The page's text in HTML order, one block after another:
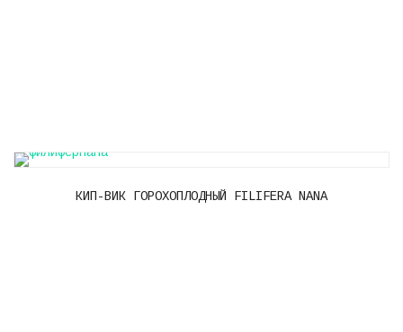
КИП-ВИК ГОРОХОПЛОДНЫЙ FILIFERA NANA